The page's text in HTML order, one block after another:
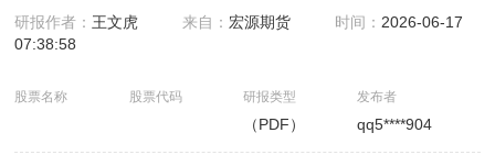
研报作者： 王文虎 来自： 宏源期货 时间： 2026-06-17
07:38:58
股票名称 股票代码 研报类型
（PDF）
发布者
qq5****904